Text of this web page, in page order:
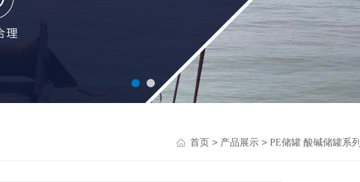
首页 > 产品展示 > PE储罐 酸碱储罐系列